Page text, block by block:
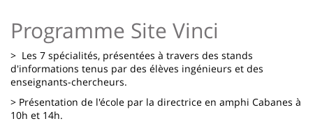
Programme Site Vinci
> Les 7 spécialités, présentées à travers des stands
d'informations tenus par des élèves ingénieurs et des
enseignants-chercheurs.
> Présentation de l'école par la directrice en amphi Cabanes à
10h et 14h.